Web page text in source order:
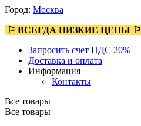
Город: Москва
⚐ ВСЕГДА НИЗКИЕ ЦЕНЫ ⚐
Запросить счет НДС 20%
Доставка и оплата
Информация
Контакты
Все товары
Все товары